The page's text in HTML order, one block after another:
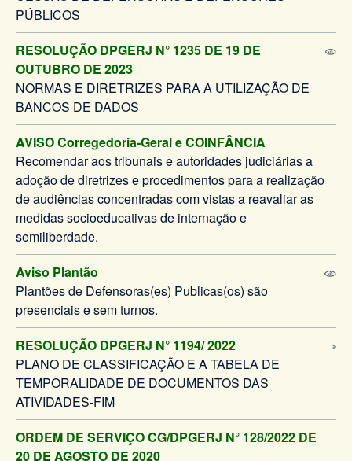
PÚBLICOS
RESOLUÇÃO DPGERJ N° 1235 DE 19 DE
OUTUBRO DE 2023
NORMAS E DIRETRIZES PARA A UTILIZAÇÃO DE
BANCOS DE DADOS
AVISO Corregedoria-Geral e COINFÂNCIA
Recomendar aos tribunais e autoridades judiciárias a
adoção de diretrizes e procedimentos para a realização
de audiências concentradas com vistas a reavaliar as
medidas socioeducativas de internação e
semiliberdade.
Aviso Plantão
Plantões de Defensoras(es) Publicas(os) são
presenciais e sem turnos.
RESOLUÇÃO DPGERJ N° 1194/ 2022
PLANO DE CLASSIFICAÇÃO E A TABELA DE
TEMPORALIDADE DE DOCUMENTOS DAS
ATIVIDADES-FIM
ORDEM DE SERVIÇO CG/DPGERJ N° 128/2022 DE
20 DE AGOSTO DE 2020